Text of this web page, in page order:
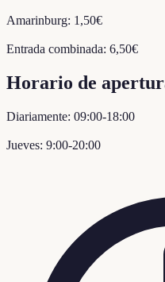
Amarinburg: 1,50€
Entrada combinada: 6,50€
Horario de
Diariamente: 09:00-18:00
Jueves: 9:00-20:00